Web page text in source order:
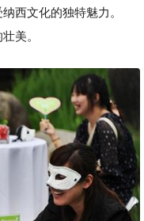
西文化的独特魅力。
美。